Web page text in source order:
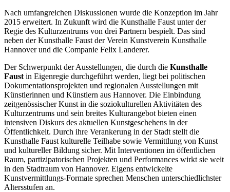
Nach umfangreichen Diskussionen wurde die Konzeption im Jahr
2015 erweitert. In Zukunft wird die Kunsthalle Faust unter der
Regie des Kulturzentrums von drei Partnern bespielt. Das sind
neben der Kunsthalle Faust der Verein Kunstverein Kunsthalle
Hannover und die Companie Felix Landerer.
Der Schwerpunkt der Ausstellungen, die durch die Kunsthalle
Faust in Eigenregie durchgeführt werden, liegt bei politischen
Dokumentationsprojekten und regionalen Ausstellungen mit
Künstlerinnen und Künstlern aus Hannover. Die Einbindung
zeitgenössischer Kunst in die soziokulturellen Aktivitäten des
Kulturzentrums und sein breites Kulturangebot bieten einen
intensiven Diskurs des aktuellen Kunstgeschehens in der
Öffentlichkeit. Durch ihre Verankerung in der Stadt stellt die
Kunsthalle Faust kulturelle Teilhabe sowie Vermittlung von Kunst
und kultureller Bildung sicher. Mit Interventionen im öffentlichen
Raum, partizipatorischen Projekten und Performances wirkt sie weit
in den Stadtraum von Hannover. Eigens entwickelte
Kunstvermittlungs-Formate sprechen Menschen unterschiedlichster
Altersstufen an.